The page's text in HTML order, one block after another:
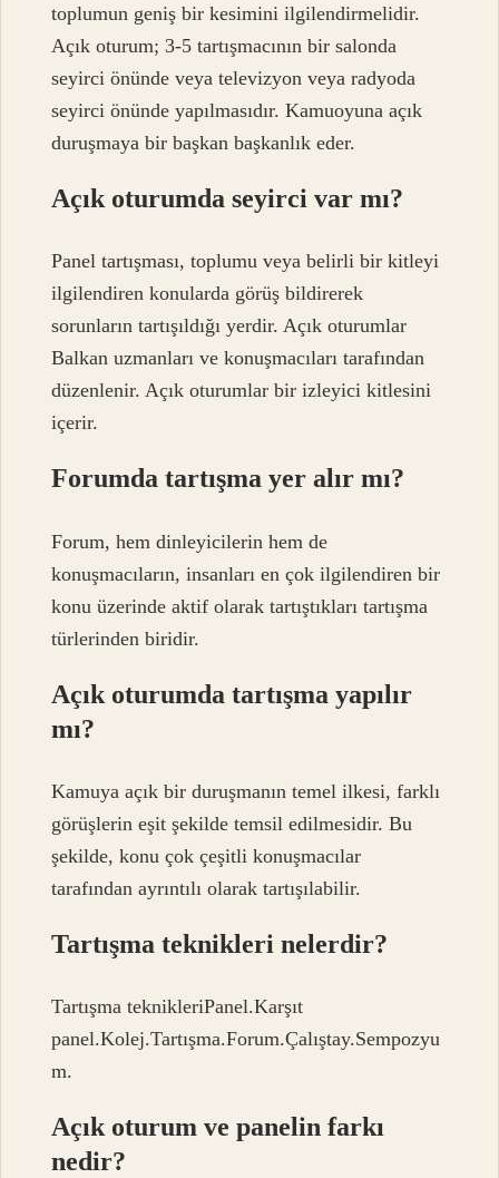
toplumun geniş bir kesimini ilgilendirmelidir.
Açık oturum; 3-5 tartışmacının bir salonda
seyirci önünde veya televizyon veya radyoda
seyirci önünde yapılmasıdır. Kamuoyuna açık
duruşmaya bir başkan başkanlık eder.
Açık oturumda seyirci var mı?
Panel tartışması, toplumu veya belirli bir kitleyi
ilgilendiren konularda görüş bildirerek
sorunların tartışıldığı yerdir. Açık oturumlar
Balkan uzmanları ve konuşmacıları tarafından
düzenlenir. Açık oturumlar bir izleyici kitlesini
içerir.
Forumda tartışma yer alır mı?
Forum, hem dinleyicilerin hem de
konuşmacıların, insanları en çok ilgilendiren bir
konu üzerinde aktif olarak tartıştıkları tartışma
türlerinden biridir.
Açık oturumda tartışma yapılır
mı?
Kamuya açık bir duruşmanın temel ilkesi, farklı
görüşlerin eşit şekilde temsil edilmesidir. Bu
şekilde, konu çok çeşitli konuşmacılar
tarafından ayrıntılı olarak tartışılabilir.
Tartışma teknikleri nelerdir?
Tartışma teknikleriPanel.Karşıt
panel.Kolej.Tartışma.Forum.Çalıştay.Sempozyu
m.
Açık oturum ve panelin farkı
nedir?